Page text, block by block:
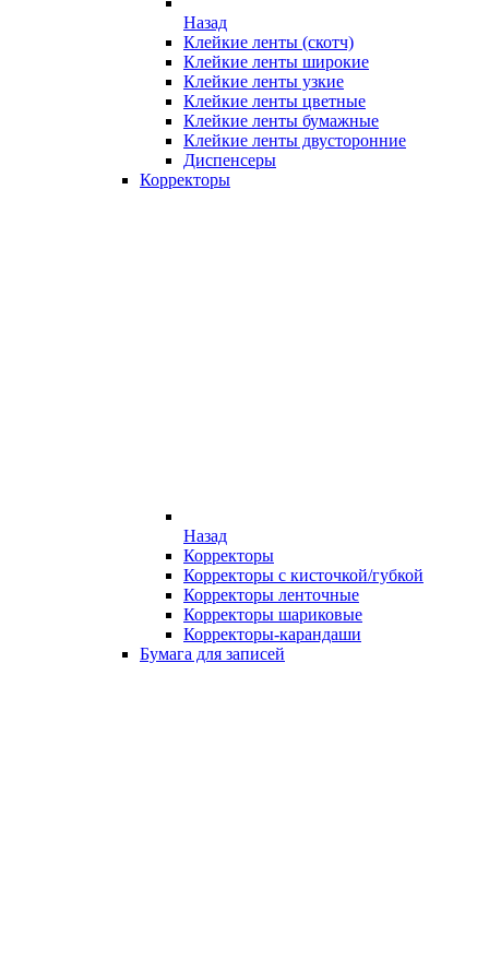
Назад
Клейкие ленты (скотч)
Клейкие ленты широкие
Клейкие ленты узкие
Клейкие ленты цветные
Клейкие ленты бумажные
Клейкие ленты двусторонние
Диспенсеры
Корректоры
Назад
Корректоры
Корректоры с кисточкой/губкой
Корректоры ленточные
Корректоры шариковые
Корректоры-карандаши
Бумага для записей